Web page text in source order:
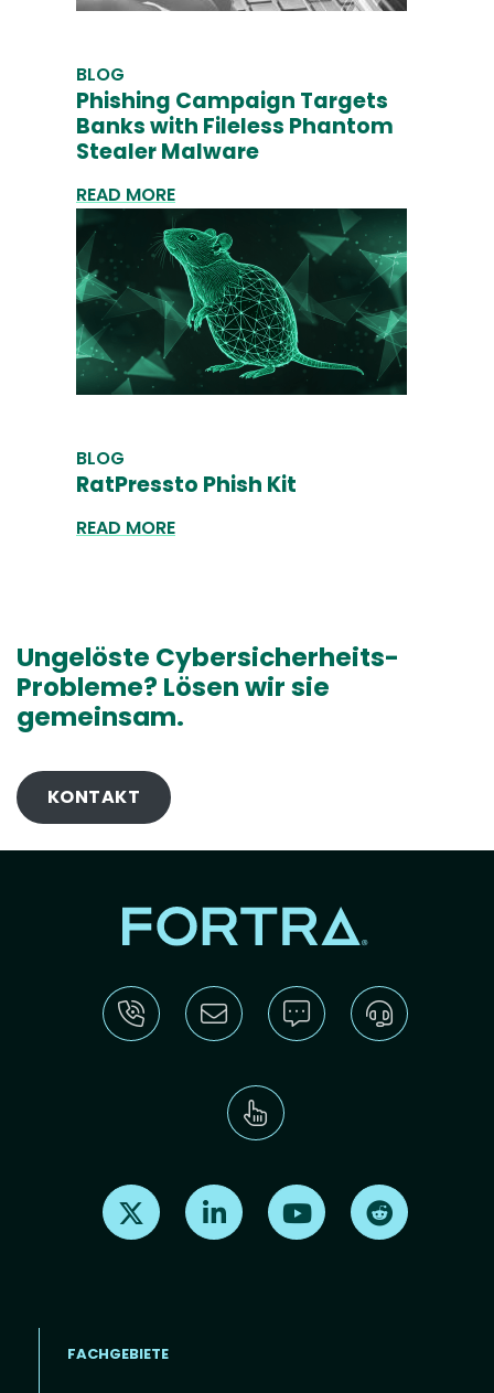
BLOG
Phishing Campaign Targets
Banks with Fileless Phantom
Stealer Malware
READ MORE
BLOG
RatPressto Phish Kit
READ MORE
Ungelöste Cybersicherheits-
Probleme? Lösen wir sie
gemeinsam.
KONTAKT
Find us on X Find us on LinkedInFind us on Youtube
FACHGEBIETE